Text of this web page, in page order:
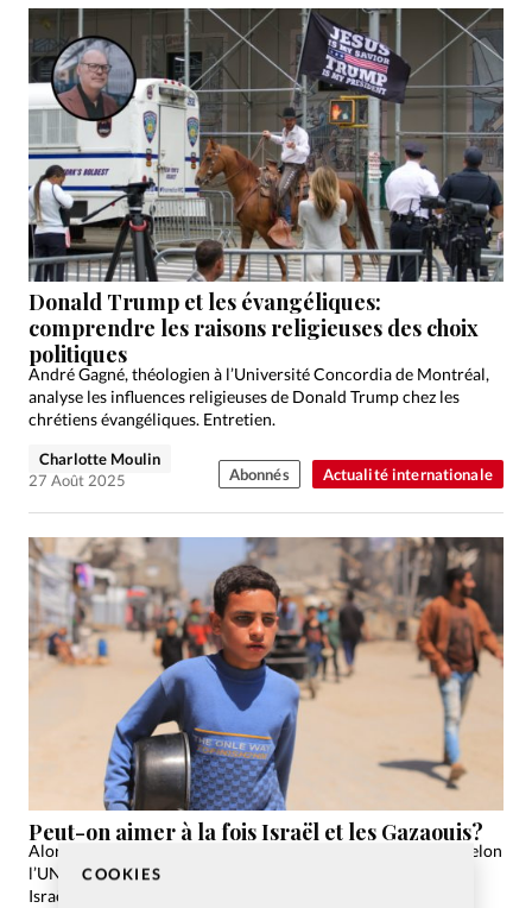
COOKIES
Actualité internationale
Donald Trump et les évangéliques:
comprendre les raisons religieuses des choix
politiques
André Gagné, théologien à l’Université Concordia de Montréal,
analyse les influences religieuses de Donald Trump chez les
chrétiens évangéliques. Entretien.
Charlotte Moulin
27 Août 2025
Abonnés
Peut-on aimer à la fois Israël et les Gazaouis?
Alors que Gaza compte 54'000 morts, dont 15'000 enfants (selon
l’UNICEF), une question divise les chrétiens: peut-on aimer
Israël sans nier la souffrance des Gazaouis?